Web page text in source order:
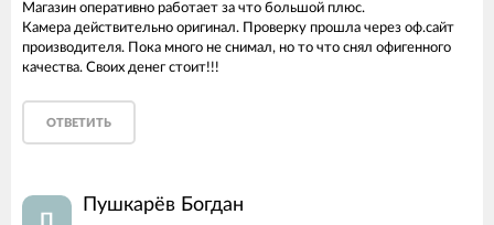
Магазин оперативно работает за что большой плюс.
Камера действительно оригинал. Проверку прошла через оф.сайт
производителя. Пока много не снимал, но то что снял офигенного
качества. Своих денег стоит!!!
ОТВЕТИТЬ
П
Пушкарёв Богдан